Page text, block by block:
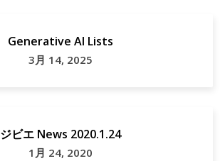
Generative AI Lists
3月 14, 2025
ジビエ News 2020.1.24
1月 24, 2020